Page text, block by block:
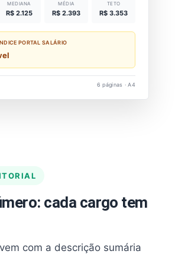
MEDIANA
R$ 2.125
MÉDIA
R$ 2.393
TETO
R$ 3.353
PORTAL SALÁRIO
6 páginas · A4
cada cargo tem
com a descrição sumária